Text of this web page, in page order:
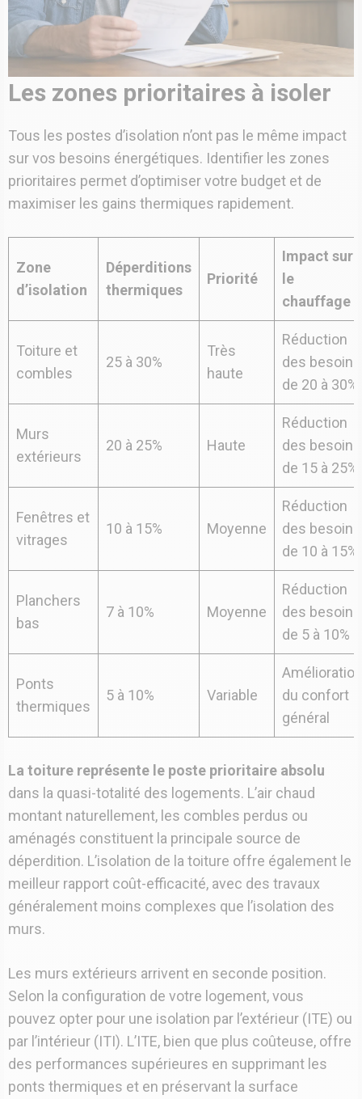
Les zones prioritaires à isoler
Tous les postes d’isolation n’ont pas le même impact
sur vos besoins énergétiques. Identifier les zones
prioritaires permet d’optimiser votre budget et de
maximiser les gains thermiques rapidement.
Zone
d’isolation
Déperditions
thermiques
Priorité
Impact sur
le
chauffage
Toiture et
combles
25 à 30%
Très
haute
Réduction
des besoins
de 20 à 30%
Murs
extérieurs
20 à 25% Haute
Réduction
des besoins
de 15 à 25%
Fenêtres et
vitrages
10 à 15% Moyenne
Réduction
des besoins
de 10 à 15%
Planchers
bas
7 à 10% Moyenne
Réduction
des besoins
de 5 à 10%
Ponts
thermiques
5 à 10% Variable
Amélioration
du confort
général
La toiture représente le poste prioritaire absolu
dans la quasi-totalité des logements. L’air chaud
montant naturellement, les combles perdus ou
aménagés constituent la principale source de
déperdition. L’isolation de la toiture offre également le
meilleur rapport coût-efficacité, avec des travaux
généralement moins complexes que l’isolation des
murs.
Les murs extérieurs arrivent en seconde position.
Selon la configuration de votre logement, vous
pouvez opter pour une isolation par l’extérieur (ITE) ou
par l’intérieur (ITI). L’ITE, bien que plus coûteuse, offre
des performances supérieures en supprimant les
ponts thermiques et en préservant la surface